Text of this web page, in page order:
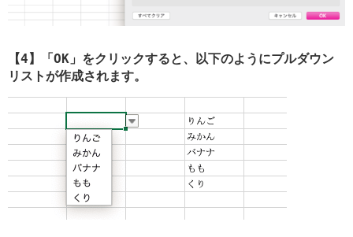
【4】「OK」をクリックすると、以下のようにプルダウン
リストが作成されます。